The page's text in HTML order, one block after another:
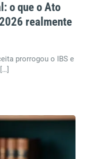
o que o Ato
realmente
prorrogou o IBS e